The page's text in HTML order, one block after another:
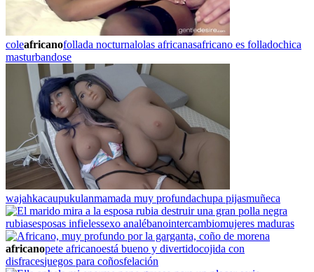
coleafricanofollada nocturnalolas africanasafricano es folladochica
masturbandose
wajahkacaupukulanmamada muy profundachupa pijasmuñeca
rubiasesposas infielessexo analébanointercambiomujeres maduras
africanopete africanoestá bueno y divertidocojida con
disfracesjuegos para coñosfelación